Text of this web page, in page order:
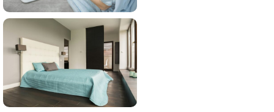
ODVLAŽIVAČI
VAZDUHA
108 proizvoda